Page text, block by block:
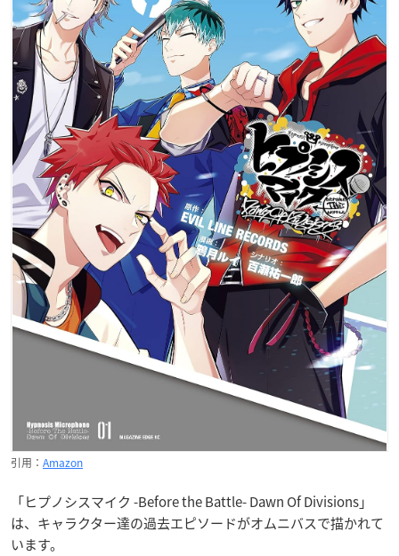
引用： Amazon
「ヒプノシスマイク -Before the Battle- Dawn Of Divisions」
は、キャラクター達の過去エピソードがオムニバスで描かれて
います。